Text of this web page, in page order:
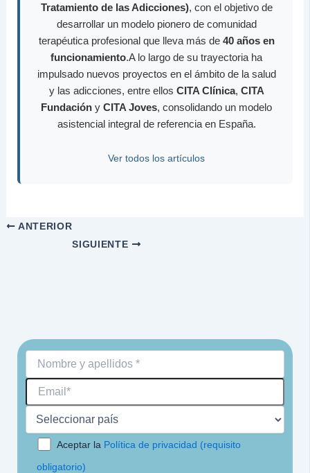
Tratamiento de las Adicciones), con el objetivo de
desarrollar un modelo pionero de comunidad
terapéutica profesional que lleva más de 40 años en
funcionamiento.A lo largo de su trayectoria ha
impulsado nuevos proyectos en el ámbito de la salud
y las adicciones, entre ellos CITA Clínica, CITA
Fundación y CITA Joves, consolidando un modelo
asistencial integral de referencia en España.
Ver todos los artículos
ANTERIOR
SIGUIENTE
Aceptar la Política de privacidad (requisito
obligatorio)